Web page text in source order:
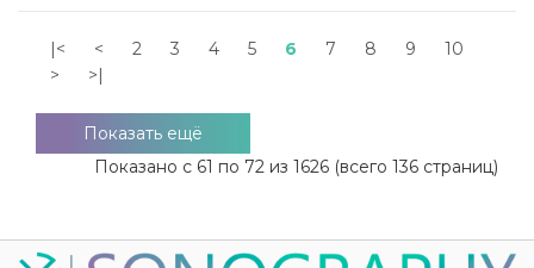
|< < 2 3 4 5 6 7 8 9
10
>
>|
Показать ещё
Показано с 61 по 72 из 1626 (всего 136 страниц)